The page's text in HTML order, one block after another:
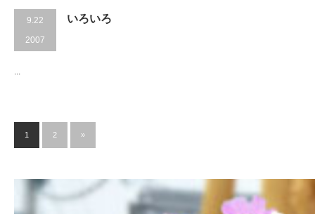
9.22
2007
いろいろ
...
1 2 »